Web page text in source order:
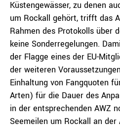
Küstengewässer, zu denen
um Rockall gehört, trifft das
Rahmen des Protokolls über
keine Sonderregelungen.
der Flagge eines der EU-
der weiteren
Einhaltung von Fangquoten
Arten) für die Dauer des
in der entsprechenden AWZ
Seemeilen um Rockall an der